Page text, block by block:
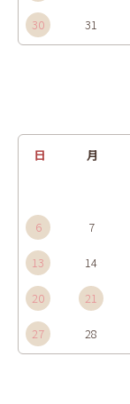
30 31
日 月
6 7
13 14
20 21
27 28